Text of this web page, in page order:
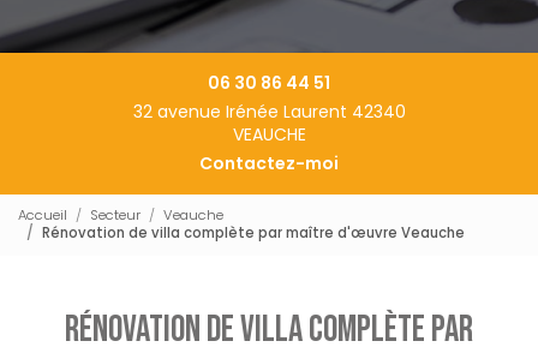
06 30 86 44 51
32 avenue Irénée Laurent 42340
VEAUCHE
Contactez-moi
Accueil Secteur
Veauche
Rénovation de villa complète par maître d'œuvre Veauche
Rénovation de villa complète par